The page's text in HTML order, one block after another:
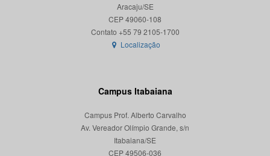
Aracaju/SE
CEP 49060-108
Localização
Campus Itabaiana
Campus Prof. Alberto Carvalho
Av. Vereador Olímpio Grande, s/n
Itabaiana/SE
CEP 49506-036